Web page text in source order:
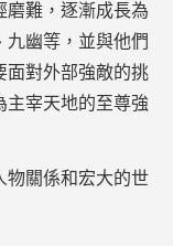
磨難，逐漸成長為
九幽等，並與他們
面對外部強敵的挑
主宰天地的至尊強
物關係和宏大的世